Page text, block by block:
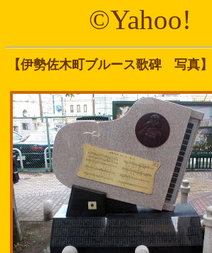
【伊勢佐木町ブルース歌碑 写真】